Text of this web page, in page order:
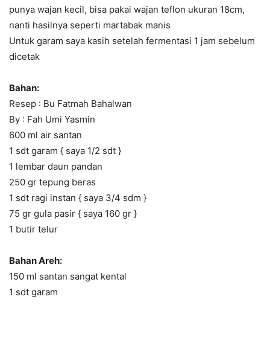
punya wajan kecil, bisa pakai wajan teflon ukuran 18cm,
nanti hasilnya seperti martabak manis
Untuk garam saya kasih setelah fermentasi 1 jam sebelum
dicetak
Bahan:
Resep : Bu Fatmah Bahalwan
By : Fah Umi Yasmin
600 ml air santan
1 sdt garam { saya 1/2 sdt }
1 lembar daun pandan
250 gr tepung beras
1 sdt ragi instan { saya 3/4 sdm }
75 gr gula pasir { saya 160 gr }
1 butir telur
Bahan Areh:
150 ml santan sangat kental
1 sdt garam